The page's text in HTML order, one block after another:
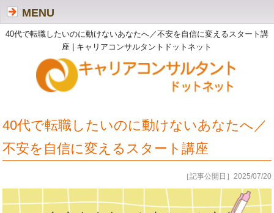
40代で転職したいのに動けないあなたへ／不安を自信に変えるスタート講
座 | キャリアコンサルタントドットネット
MENU
40代で転職したいのに動けないあなたへ／
不安を自信に変えるスタート講座
［記事公開日］2025/07/20